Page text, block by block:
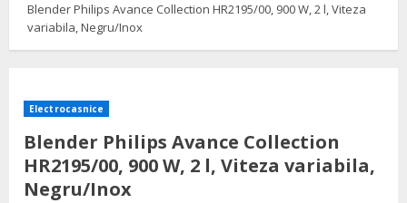
Blender Philips Avance Collection HR2195/00, 900 W, 2 l, Viteza
variabila, Negru/Inox
Electrocasnice
Blender Philips Avance Collection
HR2195/00, 900 W, 2 l, Viteza variabila,
Negru/Inox